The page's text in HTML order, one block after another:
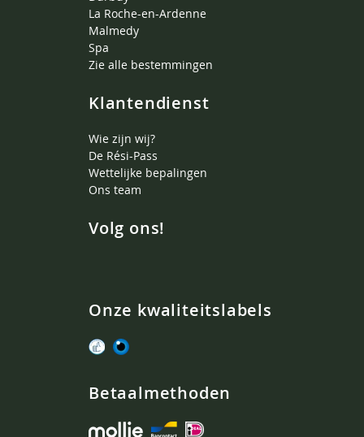
La Roche-en-Ardenne
Malmedy
Spa
Zie alle bestemmingen
Klantendienst
Wie zijn wij?
De Rési-Pass
Wettelijke bepalingen
Ons team
Volg ons!
Onze kwaliteitslabels
Betaalmethoden